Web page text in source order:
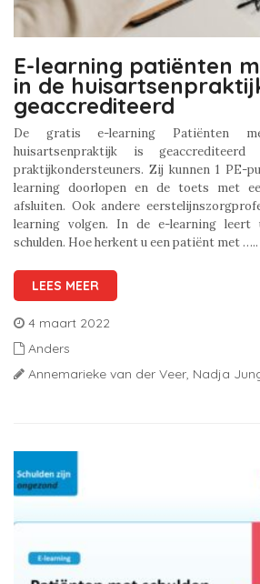
E-learning patiënten
in de
geaccrediteerd
De gratis e-learning Patiënten
huisartsenpraktijk is
praktijkondersteuners. Zij kunnen 1 PE-
learning doorlopen en de toets met
afsluiten. Ook andere
learning volgen. In de e-learning
schulden. Hoe herkent u een patiënt met …..
LEES MEER
4 maart 2022
Anders
Annemarieke van der Veer, Nadja